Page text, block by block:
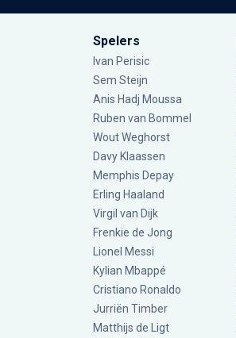
Spelers
Ivan Perisic
Sem Steijn
Anis Hadj Moussa
Ruben van Bommel
Wout Weghorst
Davy Klaassen
Memphis Depay
Erling Haaland
Virgil van Dijk
Frenkie de Jong
Lionel Messi
Kylian Mbappé
Cristiano Ronaldo
Jurriën Timber
Matthijs de Ligt